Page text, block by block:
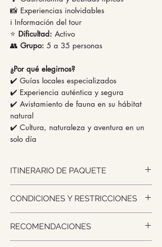
📸 Experiencias inolvidables
ℹ️ Información del tour
⭐ Dificultad: Activo
👥 Grupo: 5 a 35 personas
¿Por qué elegirnos?
✔️ Guías locales especializados
✔️ Experiencia auténtica y segura
✔️ Avistamiento de fauna en su hábitat
natural
✔️ Cultura, naturaleza y aventura en un
solo día
ITINERARIO DE PAQUETE
✅ Navegación por el río Amazonas
(Recorre la confluencia de los ríos
Amazonas y Nanay.)
✅ Visita a la comunidad nativa
Kukama o Yaguas
CONDICIONES Y RESTRICCIONES
adultos por habitación
🔴 Ofertas no válidas para 01
RECOMENDACIONES